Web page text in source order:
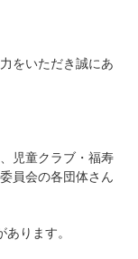
をいただき誠にあ
児童クラブ・福寿
員会の各団体さん
ります。